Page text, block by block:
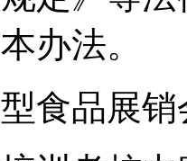
办法。
型食品展